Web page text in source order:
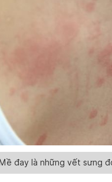
Mề đay là những vết sưng